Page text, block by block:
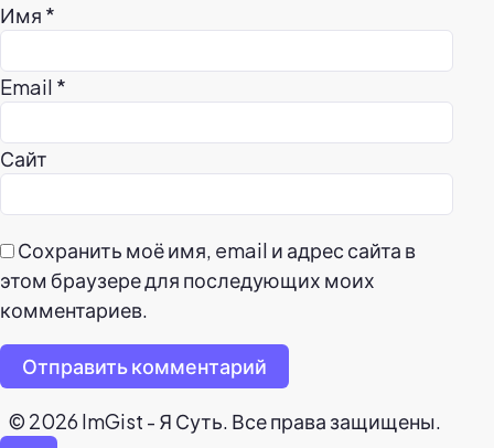
Имя *
Email *
Сайт
Сохранить моё имя, email и адрес сайта в
этом браузере для последующих моих
комментариев.
Отправить комментарий
© 2026 ImGist - Я Суть. Все права защищены.